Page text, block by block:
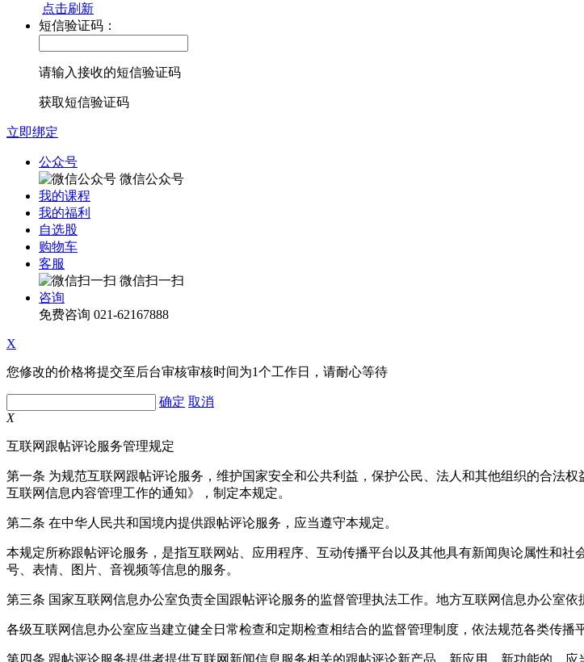
点击刷新
短信验证码：
请输入接收的短信验证码
获取短信验证码
立即绑定
公众号
微信公众号
我的课程
我的福利
自选股
购物车
客服
微信扫一扫
咨询
免费咨询 021-62167888
X
您修改的价格将提交至后台审核审核时间为1个工作日，请耐心等待
确定 取消
X
互联网跟帖评论服务管理规定
第一条 为规范互联网跟帖评论服务，维护国家安全和公共利益，保护公民、法人和其他组织的合法
互联网信息内容管理工作的通知》，制定本规定。
第二条 在中华人民共和国境内提供跟帖评论服务，应当遵守本规定。
本规定所称跟帖评论服务，是指互联网站、应用程序、互动传播平台以及其他具有新闻舆论属性和
号、表情、图片、音视频等信息的服务。
第三条 国家互联网信息办公室负责全国跟帖评论服务的监督管理执法工作。地方互联网信息办公室
各级互联网信息办公室应当建立健全日常检查和定期检查相结合的监督管理制度，依法规范各类传播
第四条 跟帖评论服务提供者提供互联网新闻信息服务相关的跟帖评论新产品、新应用、新功能的，